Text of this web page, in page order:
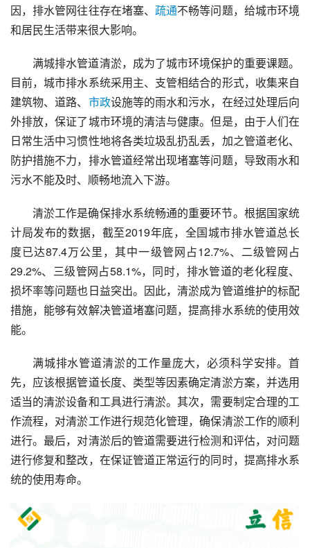
因，排水管网往往存在堵塞、疏通不畅等问题，给城市环境
和居民生活带来很大影响。
满城排水管道清淤，成为了城市环境保护的重要课题。
目前，城市排水系统采用主、支管相结合的形式，收集来自
建筑物、道路、 市政设施等的雨水和污水，在经过处理后向
外排放，保证了城市环境的清洁与健康。但是，由于人们在
日常生活中习惯性地将各类垃圾乱扔乱丢，加之管道老化、
防护措施不力，排水管道经常出现堵塞等问题，导致雨水和
污水不能及时、顺畅地流入下游。
清淤工作是确保排水系统畅通的重要环节。根据国家统
计局发布的数据，截至2019年底，全国城市排水管道总长
度已达87.4万公里，其中一级管网占12.7%、二级管网占
29.2%、三级管网占58.1%，同时，排水管道的老化程度、
损坏率等问题也日益突出。因此，清淤成为管道维护的标配
措施，能够有效解决管道堵塞问题，提高排水系统的使用效
能。
满城排水管道清淤的工作量庞大，必须科学安排。首
先，应该根据管道长度、类型等因素确定清淤方案，并选用
适当的清淤设备和工具进行清淤。其次，需要制定合理的工
作流程，对清淤工作进行规范化管理，确保清淤工作的顺利
进行。最后，对清淤后的管道需要进行检测和评估，对问题
进行修复和整改，在保证管道正常运行的同时，提高排水系
统的使用寿命。